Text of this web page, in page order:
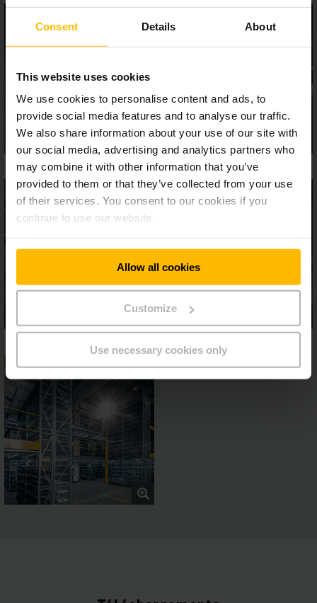
Consent Details About
This website uses cookies
We use cookies to personalise content and ads, to
provide social media features and to analyse our traffic.
We also share information about your use of our site with
our social media, advertising and analytics partners who
may combine it with other information that you’ve
provided to them or that they’ve collected from your use
of their services. You consent to our cookies if you
continue to use our website.
Allow all cookies
Customize
Use necessary cookies only